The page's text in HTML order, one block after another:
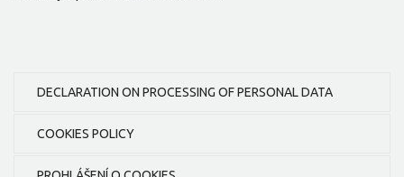
DECLARATION ON PROCESSING OF PERSONAL DATA
COOKIES POLICY